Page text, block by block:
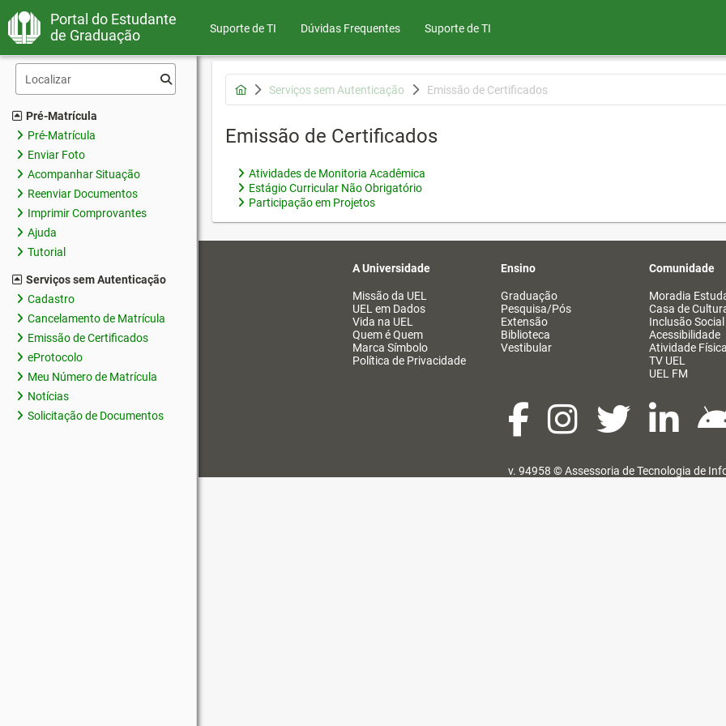
Portal do Estudante
de Graduação
Suporte de TI Dúvidas Frequentes Suporte de TI
Pré-Matrícula
Pré-Matrícula
Enviar Foto
Acompanhar Situação
Reenviar Documentos
Imprimir Comprovantes
Ajuda
Tutorial
Serviços sem Autenticação
Cadastro
Cancelamento de Matrícula
Emissão de Certificados
eProtocolo
Meu Número de Matrícula
Notícias
Solicitação de Documentos
Serviços sem Autenticação Emissão de Certificados
Emissão de Certificados
Atividades de Monitoria Acadêmica
Estágio Curricular Não Obrigatório
Participação em Projetos
A Universidade
Missão da UEL
UEL em Dados
Vida na UEL
Quem é Quem
Marca Símbolo
Política de Privacidade
Ensino
Graduação
Pesquisa/Pós
Extensão
Biblioteca
Vestibular
Comunidade
Moradia
Casa de
Inclusão Social
Acessibilidade
Atividade Física
TV UEL
UEL FM
v. 94958 ©Assessoria de Tecnologia de